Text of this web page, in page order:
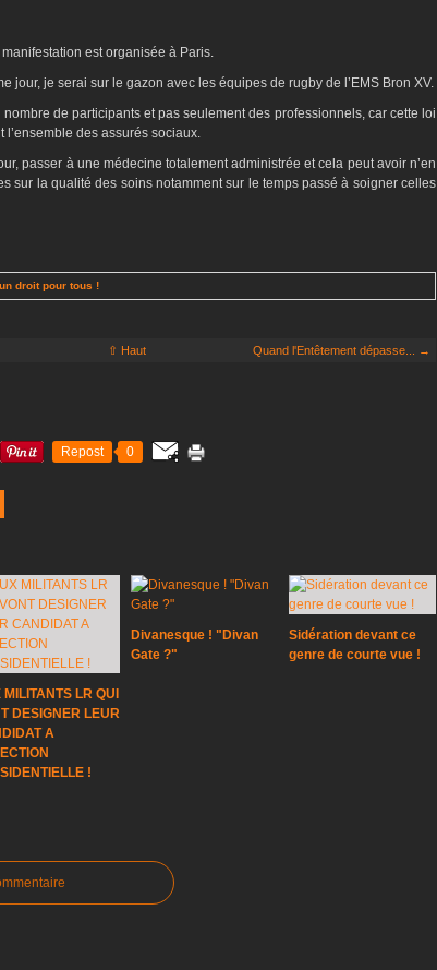
est organisée à Paris.
jour, je serai sur le gazon avec les équipes de rugby de l’EMS Bron XV.
de participants et pas seulement des professionnels, car cette loi
des assurés sociaux.
passer à une médecine totalement administrée et cela peut avoir n’en
sur la qualité des soins notamment sur le temps passé à soigner celles
droit pour tous !
⇧ Haut Quand l'Entêtement dépasse... →
Repost 0
LR QUI
DESIGNER LEUR
A
!
Divanesque ! "Divan
Gate ?"
Sidération devant ce
genre de courte vue !